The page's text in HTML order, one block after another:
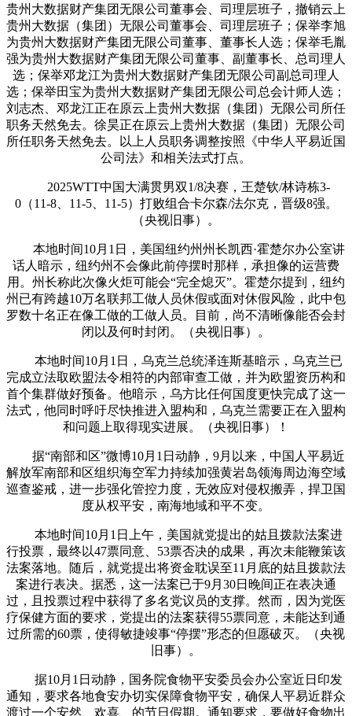
贵州大数据财产集团无限公司董事会、司理层班子，撤销云上
贵州大数据（集团）无限公司董事会、司理层班子；保举李旭
为贵州大数据财产集团无限公司董事、董事长人选；保举毛胤
强为贵州大数据财产集团无限公司董事、副董事长、总司理人
选；保举邓龙江为贵州大数据财产集团无限公司副总司理人
选；保举田宝为贵州大数据财产集团无限公司总会计师人选；
刘志杰、邓龙江正在原云上贵州大数据（集团）无限公司所任
职务天然免去。徐昊正在原云上贵州大数据（集团）无限公司
所任职务天然免去。以上人员职务调整按照《中华人平易近国
公司法》和相关法式打点。
2025WTT中国大满贯男双1/8决赛，王楚钦/林诗栋3-
0（11-8、11-5、11-5）打败组合卡尔森/法尔克，晋级8强。
（央视旧事）。
本地时间10月1日，美国纽约州州长凯西·霍楚尔办公室讲
话人暗示，纽约州不会像此前停摆时那样，承担像的运营费
用。州长称此次像火炬可能会“完全熄灭”。霍楚尔提到，纽约
州已有跨越10万名联邦工做人员休假或面对休假风险，此中包
罗数十名正在像工做的工做人员。目前，尚不清晰像能否会封
闭以及何时封闭。（央视旧事）。
本地时间10月1日，乌克兰总统泽连斯基暗示，乌克兰已
完成立法取欧盟法令相符的内部审查工做，并为欧盟资历构和
首个集群做好预备。他暗示，乌方比任何国度更快完成了这一
法式，他同时呼吁尽快推进入盟构和，乌克兰需要正在入盟构
和问题上取得现实进展。（央视旧事）！
据“南部和区”微博10月1日动静，9月以来，中国人平易近
解放军南部和区组织海空军力持续加强黄岩岛领海周边海空域
巡查鉴戒，进一步强化管控力度，无效应对侵权搬弄，捍卫国
度从权平安，南海地域和平不变。
本地时间10月1日上午，美国就党提出的姑且拨款法案进
行投票，最终以47票同意、53票否决的成果，再次未能鞭策该
法案落地。随后，就党提出将资金耽误至11月底的姑且拨款法
案进行表决。据悉，这一法案已于9月30日晚间正在表决通
过，且投票过程中获得了多名党议员的支撑。然而，因为党医
疗保健方面的要求，党提出的法案获得55票同意，未能达到通
过所需的60票，使得敏捷竣事“停摆”形态的但愿破灭。（央视
旧事）。
据10月1日动静，国务院食物平安委员会办公室近日印发
通知，要求各地食安办切实保障食物平安，确保人平易近群众
渡过一个安然、欢喜、的节日假期。通知要求，要做好食物出